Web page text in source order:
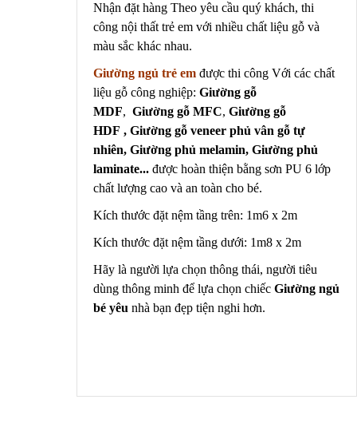
Nhận đặt hàng Theo yêu cầu quý khách, thi
công nội thất trẻ em với nhiều chất liệu gỗ và
màu sắc khác nhau.
Giường ngủ trẻ em được thi công Với các chất
liệu gỗ công nghiệp: Giường gỗ
MDF, Giường gỗ MFC, Giường gỗ
HDF , Giường gỗ veneer phủ vân gỗ tự
nhiên, Giường phủ melamin, Giường phủ
laminate...được hoàn thiện bằng sơn PU 6 lớp
chất lượng cao và an toàn cho bé.
Kích thước đặt nệm tầng trên: 1m6 x 2m
Kích thước đặt nệm tầng dưới: 1m8 x 2m
Hãy là người lựa chọn thông thái, người tiêu
dùng thông minh để lựa chọn chiếc Giường ngủ
bé yêu nhà bạn đẹp tiện nghi hơn.